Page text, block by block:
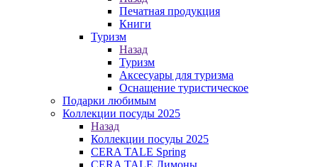
Печатная продукция
Книги
Туризм
Назад
Туризм
Аксесуары для туризма
Оснащение туристическое
Подарки любимым
Коллекции посуды 2025
Назад
Коллекции посуды 2025
CERA TALE Spring
CERA TALE Лимоны